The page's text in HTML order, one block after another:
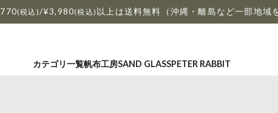
(税込)/¥3,980(税込) 以上は送料無料（沖縄・離島など一部地域
カテゴリ一覧帆布工房SAND GLASSPETER RABBIT